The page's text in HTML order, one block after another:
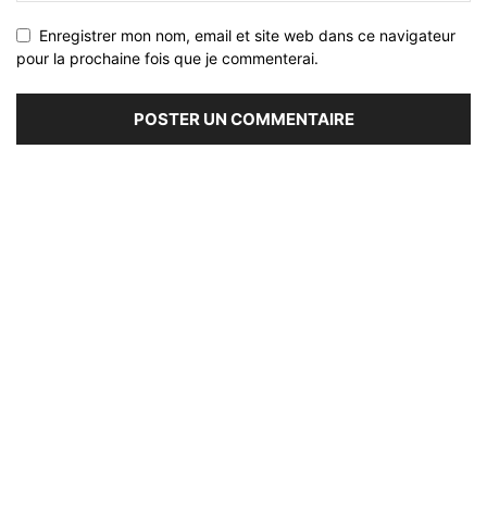
Enregistrer mon nom, email et site web dans ce navigateur
pour la prochaine fois que je commenterai.